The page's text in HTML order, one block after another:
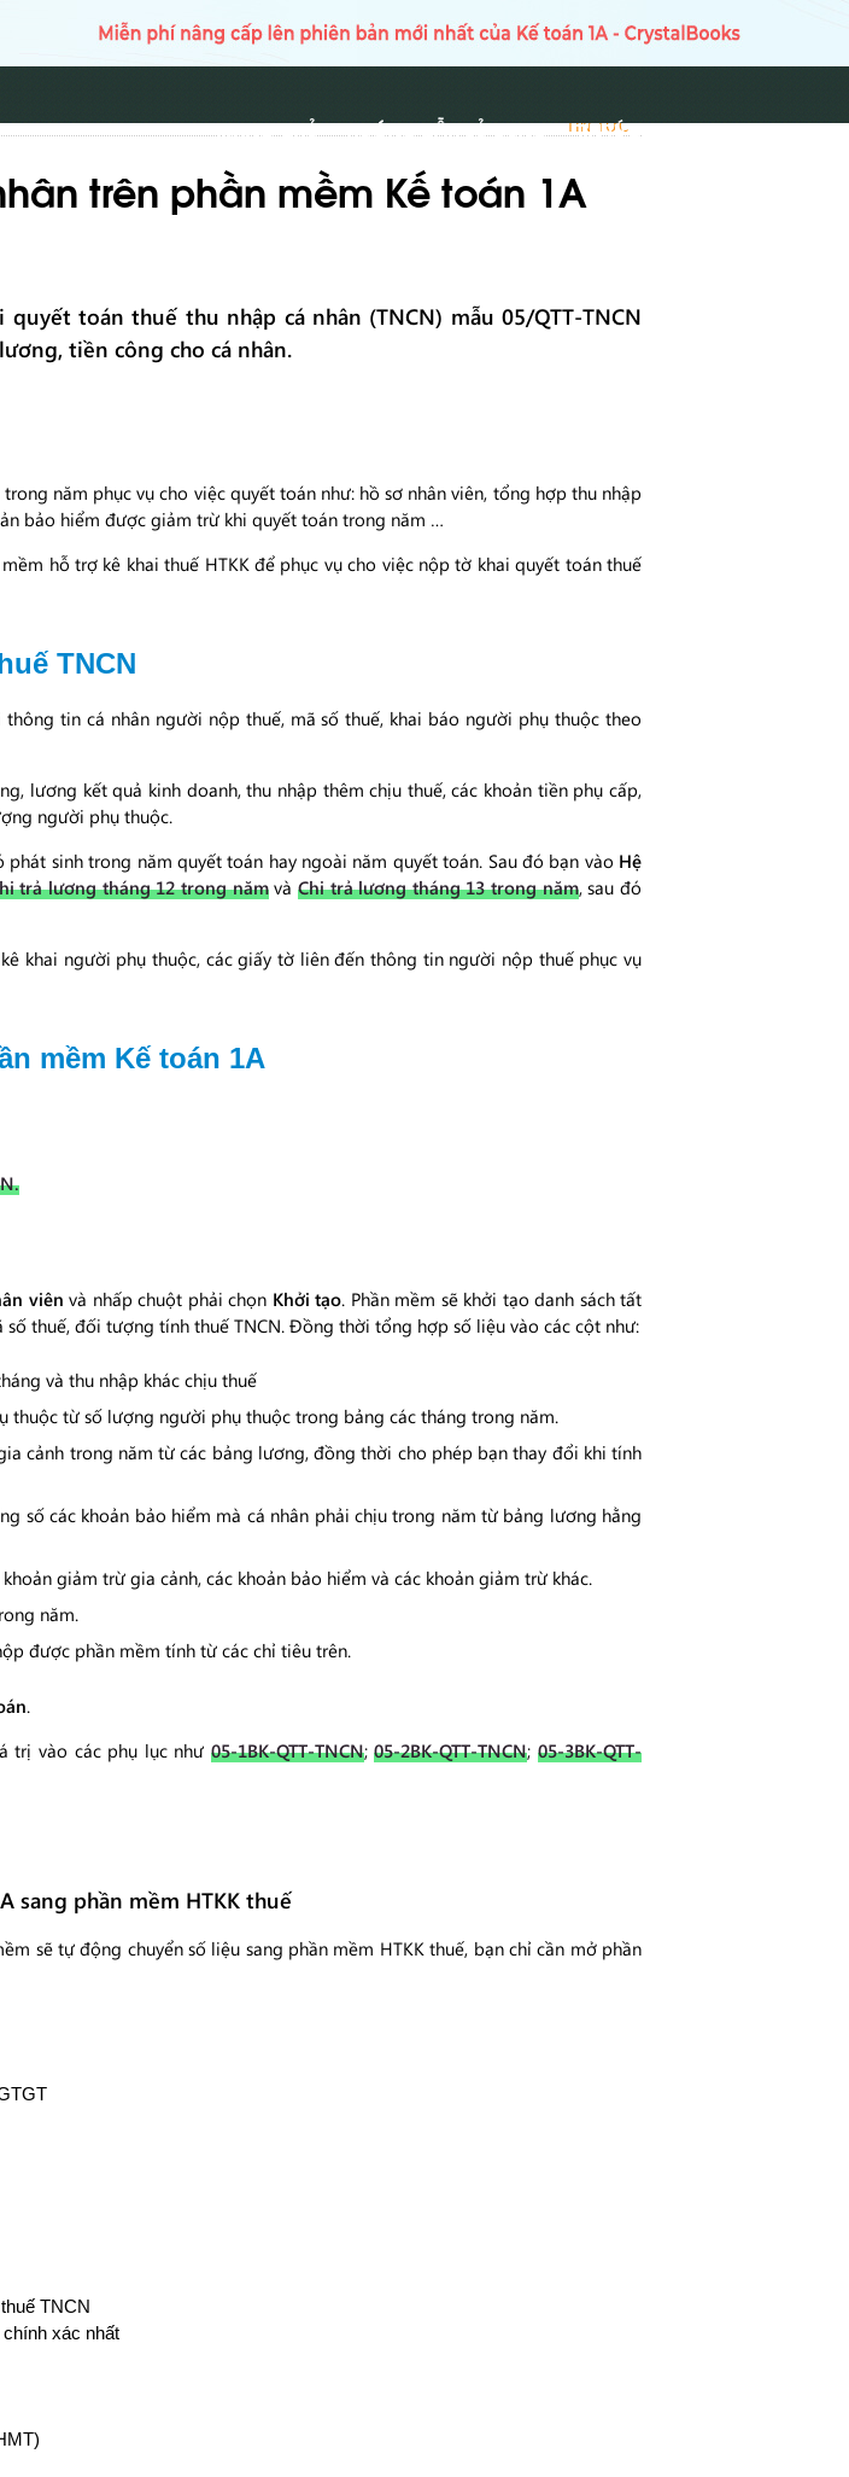
TRANG CHỦ HƯỚNG DẪN SỬ DỤNG TIN TỨC
TIN TỨC
trên phần mềm Kế toán 1A
toán thuế thu nhập cá nhân (TNCN) mẫu 05/QTT-TNCN
tiền công cho cá nhân.
năm phục vụ cho việc quyết toán như: hồ sơ nhân viên, tổng hợp thu nhập
bảo hiểm được giảm trừ khi quyết toán trong năm …
hỗ trợ kê khai thuế HTKK để phục vụ cho việc nộp tờ khai quyết toán thuế
TNCN
tin cá nhân người nộp thuế, mã số thuế, khai báo người phụ thuộc theo
lương kết quả kinh doanh, thu nhập thêm chịu thuế, các khoản tiền phụ cấp,
người phụ thuộc.
sinh trong năm quyết toán hay ngoài năm quyết toán. Sau đó bạn vào Hệ
trả lương tháng 12 trong nămvà Chi trả lương tháng 13 trong năm, sau đó
khai người phụ thuộc, các giấy tờ liên đến thông tin người nộp thuế phục vụ
mềm Kế toán 1A
viên và nhấp chuột phải chọn Khởi tạo. Phần mềm sẽ khởi tạo danh sách tất
thuế, đối tượng tính thuế TNCN. Đồng thời tổng hợp số liệu vào các cột như:
và thu nhập khác chịu thuế
thuộc từ số lượng người phụ thuộc trong bảng các tháng trong năm.
cảnh trong năm từ các bảng lương, đồng thời cho phép bạn thay đổi khi tính
số các khoản bảo hiểm mà cá nhân phải chịu trong năm từ bảng lương hằng
giảm trừ gia cảnh, các khoản bảo hiểm và các khoản giảm trừ khác.
năm.
được phần mềm tính từ các chỉ tiêu trên.
.
trị vào các phụ lục như 05-1BK-QTT-TNCN;05-2BK-QTT-TNCN;05-3BK-QTT-
sang phần mềm HTKK thuế
sẽ tự động chuyển số liệu sang phần mềm HTKK thuế, bạn chỉ cần mở phần
TNCN
xác nhất